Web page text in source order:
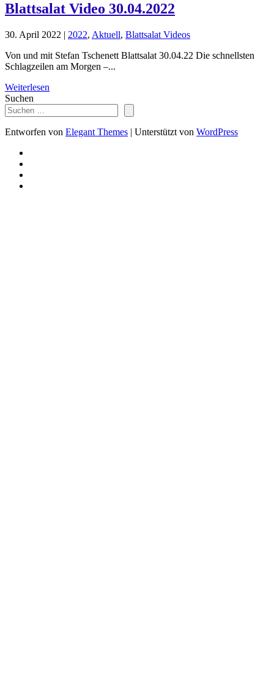
Blattsalat Video 30.04.2022
30. April 2022 | 2022, Aktuell, Blattsalat Videos
Von und mit Stefan Tschenett Blattsalat 30.04.22 Die schnellsten
Schlagzeilen am Morgen –...
Weiterlesen
Suchen
Entworfen von Elegant Themes | Unterstützt von WordPress